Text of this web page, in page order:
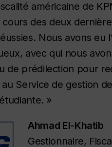
américaine de
des deux
Nous avons eu
avec qui nous
de prédilection pour
au Service de gestion
»
Ahmad El-Khatib
Gestionnaire,